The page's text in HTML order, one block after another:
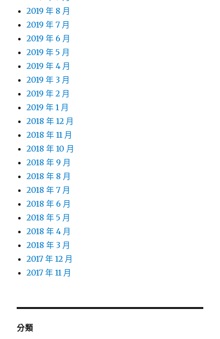
2019 年 8 月
2019 年 7 月
2019 年 6 月
2019 年 5 月
2019 年 4 月
2019 年 3 月
2019 年 2 月
2019 年 1 月
2018 年 12 月
2018 年 11 月
2018 年 10 月
2018 年 9 月
2018 年 8 月
2018 年 7 月
2018 年 6 月
2018 年 5 月
2018 年 4 月
2018 年 3 月
2017 年 12 月
2017 年 11 月
分類